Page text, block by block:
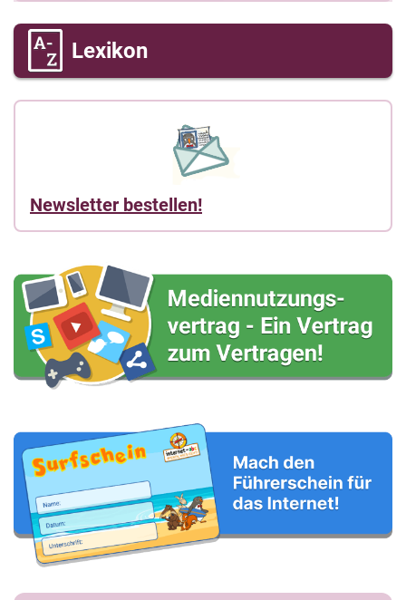
Lexikon
Newsletter bestellen!